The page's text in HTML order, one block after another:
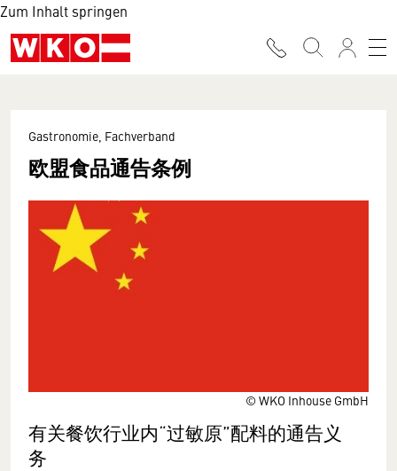
Zum Inhalt springen
© WKO Inhouse GmbH
Gastronomie, Fachverband
欧盟食品通告条例
有关餐饮行业内“过敏原”配料的通告义
务